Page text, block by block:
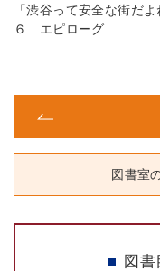
「渋谷って安全な街だよ
６ エピローグ
図書室
図